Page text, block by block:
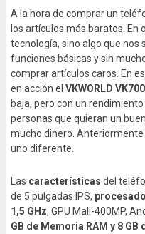
A la hora de comprar un
los artículos más baratos. En
tecnología, sino algo que nos
funciones básicas y sin
comprar artículos caros. En
en acción el VKWORLD
baja, pero con un
personas que quieran un
mucho dinero. Anteriormente
uno diferente.
Las características del
de 5 pulgadas IPS,
1,5 GHz, GPU Mali-400MP,
GB de Memoria RAM y 8 GB